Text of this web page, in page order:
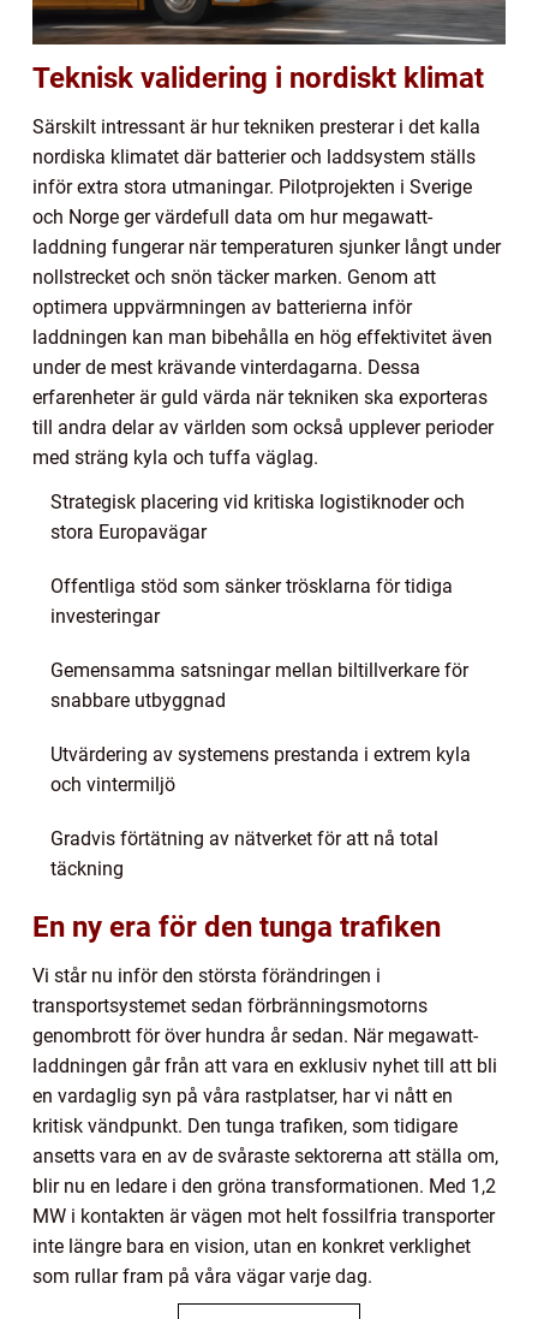
Teknisk validering i nordiskt klimat
Särskilt intressant är hur tekniken presterar i det kalla
nordiska klimatet där batterier och laddsystem ställs
inför extra stora utmaningar. Pilotprojekten i Sverige
och Norge ger värdefull data om hur megawatt-
laddning fungerar när temperaturen sjunker långt under
nollstrecket och snön täcker marken. Genom att
optimera uppvärmningen av batterierna inför
laddningen kan man bibehålla en hög effektivitet även
under de mest krävande vinterdagarna. Dessa
erfarenheter är guld värda när tekniken ska exporteras
till andra delar av världen som också upplever perioder
med sträng kyla och tuffa väglag.
Strategisk placering vid kritiska logistiknoder och
stora Europavägar
Offentliga stöd som sänker trösklarna för tidiga
investeringar
Gemensamma satsningar mellan biltillverkare för
snabbare utbyggnad
Utvärdering av systemens prestanda i extrem kyla
och vintermiljö
Gradvis förtätning av nätverket för att nå total
täckning
En ny era för den tunga trafiken
Vi står nu inför den största förändringen i
transportsystemet sedan förbränningsmotorns
genombrott för över hundra år sedan. När megawatt-
laddningen går från att vara en exklusiv nyhet till att bli
en vardaglig syn på våra rastplatser, har vi nått en
kritisk vändpunkt. Den tunga trafiken, som tidigare
ansetts vara en av de svåraste sektorerna att ställa om,
blir nu en ledare i den gröna transformationen. Med 1,2
MW i kontakten är vägen mot helt fossilfria transporter
inte längre bara en vision, utan en konkret verklighet
som rullar fram på våra vägar varje dag.